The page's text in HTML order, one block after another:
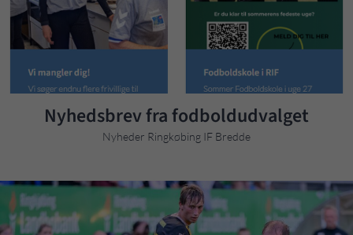
Nyhedsbrev fra fodboldudvalget
Nyheder Ringkøbing IF Bredde